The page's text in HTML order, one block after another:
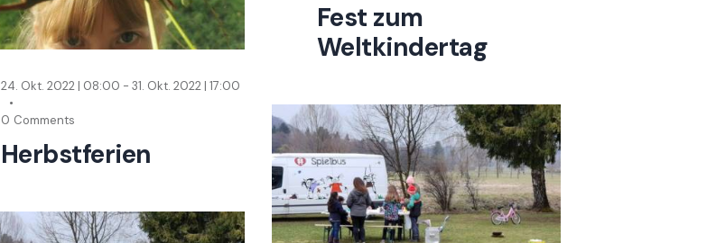
24. Okt. 2022 | 08:00 - 31. Okt. 2022 | 17:00
0 Comments
Herbstferien
Fest zum
Weltkindertag